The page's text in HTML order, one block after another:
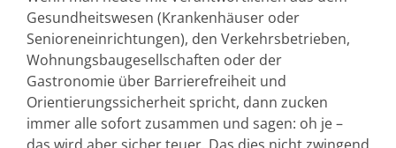
Gesundheitswesen (Krankenhäuser oder
Senioreneinrichtungen), den Verkehrsbetrieben,
Wohnungsbaugesellschaften oder der
Gastronomie über Barrierefreiheit und
Orientierungssicherheit spricht, dann zucken
immer alle sofort zusammen und sagen: oh je –